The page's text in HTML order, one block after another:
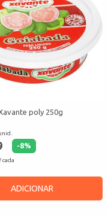
poly 250g
-8%
/ cada
ADICIONAR